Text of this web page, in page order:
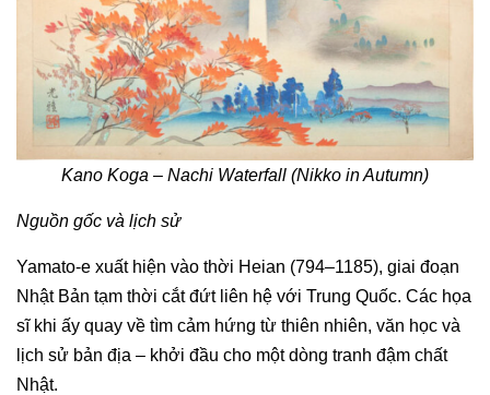
Kano Koga – Nachi Waterfall (Nikko in Autumn)
Nguồn gốc và lịch sử
Yamato-e xuất hiện vào thời Heian (794–1185), giai đoạn
Nhật Bản tạm thời cắt đứt liên hệ với Trung Quốc. Các họa
sĩ khi ấy quay về tìm cảm hứng từ thiên nhiên, văn học và
lịch sử bản địa – khởi đầu cho một dòng tranh đậm chất
Nhật.